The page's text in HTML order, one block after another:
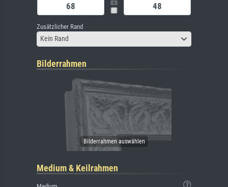
Zusätzlicher Rand
Kein Rand
Bilderrahmen
Medium & Keilrahmen